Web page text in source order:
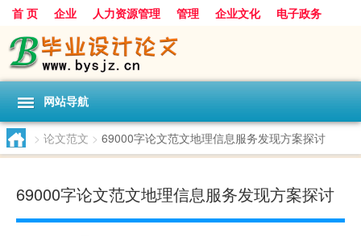
首 页 企业 人力资源管理 管理 企业文化
电子政务
数据
旅游 项目 浅谈 发展
网站导航
> 论文范文 > 69000字论文范文地理信息服务发现方案探讨
69000字论文范文地理信息服务发现方案探讨